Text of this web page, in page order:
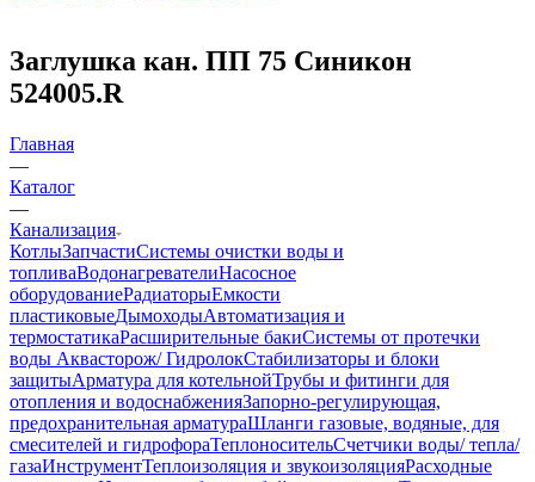
Заглушка кан. ПП 75 Синикон
524005.R
Главная
—
Каталог
—
Канализация
КотлыЗапчастиСистемы очистки воды и
топливаВодонагревателиНасосное
оборудованиеРадиаторыЕмкости
пластиковыеДымоходыАвтоматизация и
термостатикаРасширительные бакиСистемы от протечки
воды Аквасторож/ ГидролокСтабилизаторы и блоки
защитыАрматура для котельнойТрубы и фитинги для
отопления и водоснабженияЗапорно-регулирующая,
предохранительная арматураШланги газовые, водяные, для
смесителей и гидрофораТеплоносительСчетчики воды/ тепла/
газаИнструментТеплоизоляция и звукоизоляцияРасходные